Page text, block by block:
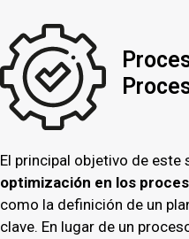
El principal objetivo de este
optimización en los
como la definición de un
clave. En lugar de un